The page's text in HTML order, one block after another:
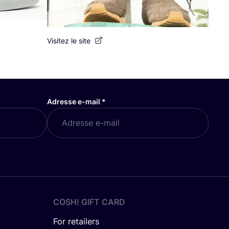
Visitez le site
Adresse e-mail *
COSH! GIFT CARD
For retailers